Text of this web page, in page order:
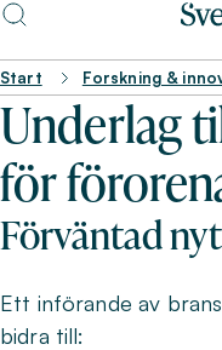
Start Forskning &
Underlag
för
Förväntad
Ett införande av
bidra till: